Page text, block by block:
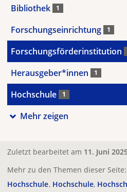
Bibliothek 1
Forschungseinrichtung 1
Forschungsförderinstitution
Herausgeber*innen 1
Hochschule 1
Mehr zeigen
Zuletzt bearbeitet am 11. Juni
Mehr zu den Themen dieser Seite:
Hochschule Hochschule